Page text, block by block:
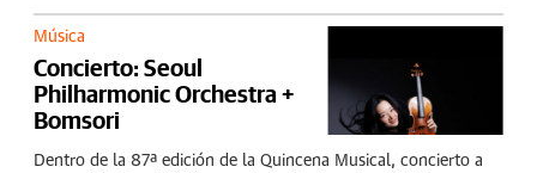
Música
Concierto: Seoul
Philharmonic Orchestra +
Bomsori
Dentro de la 87ª edición de la Quincena Musical, concierto a